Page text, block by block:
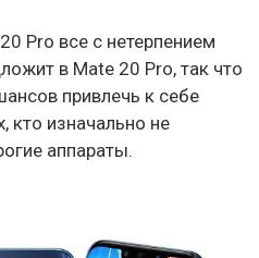
Pro все с нетерпением
в Mate 20 Pro, так что
привлечь к себе
кто изначально не
аппараты.